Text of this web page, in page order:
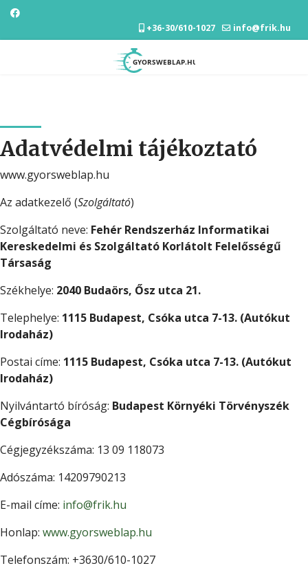
+36-30/610-1027 info@frik.hu
Adatvédelmi tájékoztató
www.gyorsweblap.hu
Az adatkezelő (Szolgáltató)
Szolgáltató neve: Fehér Rendszerház Informatikai
Kereskedelmi és Szolgáltató Korlátolt Felelősségű
Társaság
Székhelye: 2040 Budaörs, Ősz utca 21.
Telephelye: 1115 Budapest, Csóka utca 7-13. (Autókut
Irodaház)
Postai címe: 1115 Budapest, Csóka utca 7-13. (Autókut
Irodaház)
Nyilvántartó bíróság: Budapest Környéki Törvényszék
Cégbírósága
Cégjegyzékszáma: 13 09 118073
Adószáma: 14209790213
E-mail címe: info@frik.hu
Honlap: www.gyorsweblap.hu
Telefonszám: +3630/610-1027